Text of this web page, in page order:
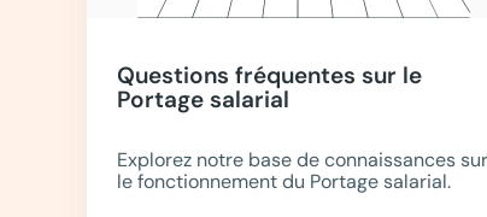
Questions fréquentes sur le
Portage salarial
Explorez notre base de connaissances sur
le fonctionnement du Portage salarial.